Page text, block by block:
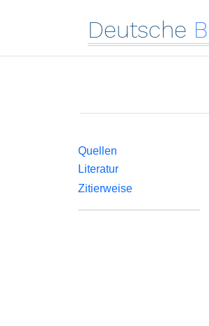
Deutsche
Quellen
Literatur
Zitierweise